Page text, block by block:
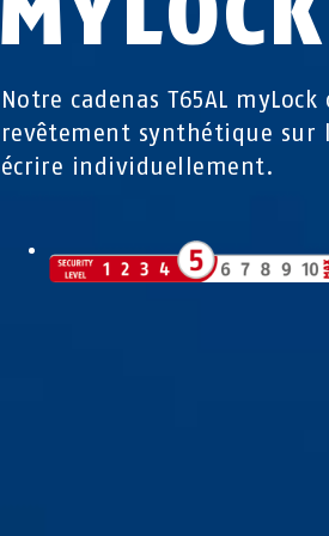
Notre cadenas T65AL
revêtement synthétique sur
écrire individuellement.